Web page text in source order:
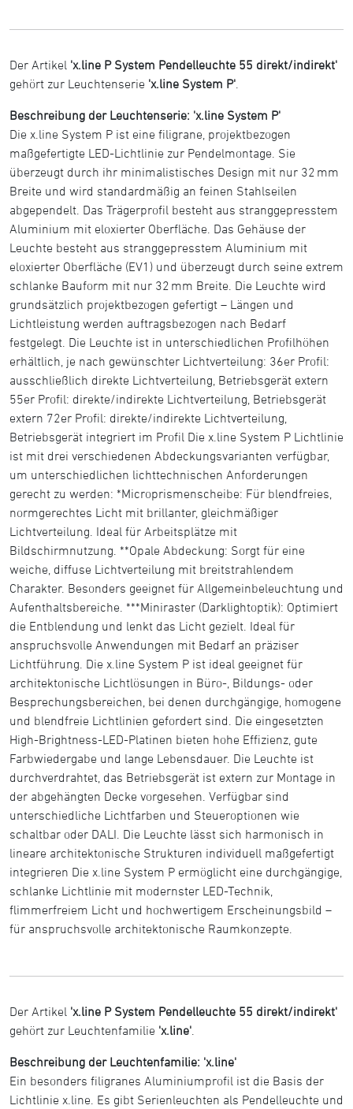
Der Artikel 'x.line P System Pendelleuchte 55 direkt/indirekt'
gehört zur Leuchtenserie 'x.line System P'
Beschreibung der Leuchtenserie: 'x.line System P'
Die x.line System P ist eine filigrane, projektbezogen
maßgefertigte LED-Lichtlinie zur Pendelmontage. Sie
überzeugt durch ihr minimalistisches Design mit nur 32 mm
Breite und wird standardmäßig an feinen Stahlseilen
abgependelt. Das Trägerprofil besteht aus stranggepresstem
Aluminium mit eloxierter Oberfläche. Das Gehäuse der
Leuchte besteht aus stranggepresstem Aluminium mit
eloxierter Oberfläche (EV1) und überzeugt durch seine extrem
schlanke Bauform mit nur 32 mm Breite. Die Leuchte wird
grundsätzlich projektbezogen gefertigt – Längen und
Lichtleistung werden auftragsbezogen nach Bedarf
festgelegt. Die Leuchte ist in unterschiedlichen Profilhöhen
erhältlich, je nach gewünschter Lichtverteilung: 36er Profil:
ausschließlich direkte Lichtverteilung, Betriebsgerät extern
55er Profil: direkte/indirekte Lichtverteilung, Betriebsgerät
extern 72er Profil: direkte/indirekte Lichtverteilung,
Betriebsgerät integriert im Profil Die x.line System P Lichtlinie
ist mit drei verschiedenen Abdeckungsvarianten verfügbar,
um unterschiedlichen lichttechnischen Anforderungen
gerecht zu werden: *Microprismenscheibe: Für blendfreies,
normgerechtes Licht mit brillanter, gleichmäßiger
Lichtverteilung. Ideal für Arbeitsplätze mit
Bildschirmnutzung. **Opale Abdeckung: Sorgt für eine
weiche, diffuse Lichtverteilung mit breitstrahlendem
Charakter. Besonders geeignet für Allgemeinbeleuchtung und
Aufenthaltsbereiche. ***Miniraster (Darklightoptik): Optimiert
die Entblendung und lenkt das Licht gezielt. Ideal für
anspruchsvolle Anwendungen mit Bedarf an präziser
Lichtführung. Die x.line System P ist ideal geeignet für
architektonische Lichtlösungen in Büro-, Bildungs- oder
Besprechungsbereichen, bei denen durchgängige, homogene
und blendfreie Lichtlinien gefordert sind. Die eingesetzten
High-Brightness-LED-Platinen bieten hohe Effizienz, gute
Farbwiedergabe und lange Lebensdauer. Die Leuchte ist
durchverdrahtet, das Betriebsgerät ist extern zur Montage in
der abgehängten Decke vorgesehen. Verfügbar sind
unterschiedliche Lichtfarben und Steueroptionen wie
schaltbar oder DALI. Die Leuchte lässt sich harmonisch in
lineare architektonische Strukturen individuell maßgefertigt
integrieren Die x.line System P ermöglicht eine durchgängige,
schlanke Lichtlinie mit modernster LED-Technik,
flimmerfreiem Licht und hochwertigem Erscheinungsbild –
für anspruchsvolle architektonische Raumkonzepte.
Der Artikel 'x.line P System Pendelleuchte 55 direkt/indirekt'
gehört zur Leuchtenfamilie 'x.line'
Beschreibung der Leuchtenfamilie: 'x.line'
Ein besonders filigranes Aluminiumprofil ist die Basis der
Lichtlinie x.line. Es gibt Serienleuchten als Pendelleuchte und